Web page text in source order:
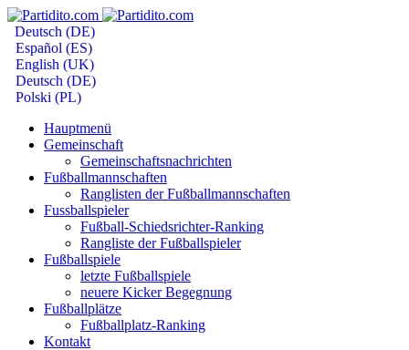
Deutsch (DE)
Español (ES)
English (UK)
Deutsch (DE)
Polski (PL)
Hauptmenü
Gemeinschaft
Gemeinschaftsnachrichten
Fußballmannschaften
Ranglisten der Fußballmannschaften
Fussballspieler
Fußball-Schiedsrichter-Ranking
Rangliste der Fußballspieler
Fußballspiele
letzte Fußballspiele
neuere Kicker Begegnung
Fußballplätze
Fußballplatz-Ranking
Kontakt